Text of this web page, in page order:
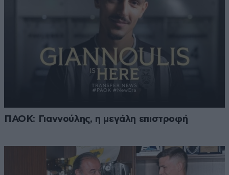
ΠΑΟΚ: Γιαννούλης, η μεγάλη επιστροφή